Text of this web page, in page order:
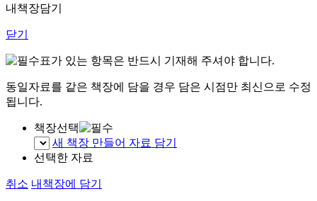
내책장담기
닫기
표가 있는 항목은 반드시 기재해 주셔야 합니다.
동일자료를 같은 책장에 담을 경우 담은 시점만 최신으로 수정
됩니다.
책장선택
새 책장 만들어 자료 담기
선택한 자료
취소 내책장에 담기